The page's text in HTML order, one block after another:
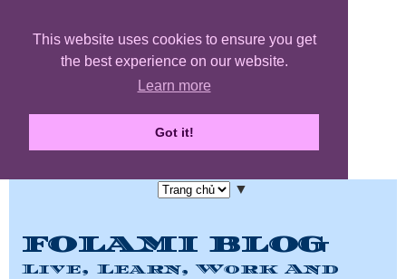
This website uses cookies to ensure you get
the best experience on our website.
Learn more
Got it!
▼
FOLAMI BLOG
Live, Learn, Work And